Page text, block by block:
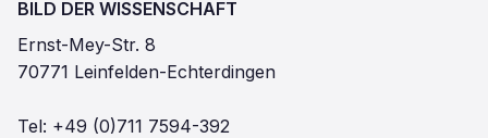
BILD DER WISSENSCHAFT
Ernst-Mey-Str. 8
70771 Leinfelden-Echterdingen
Tel: +49 (0)711 7594-392